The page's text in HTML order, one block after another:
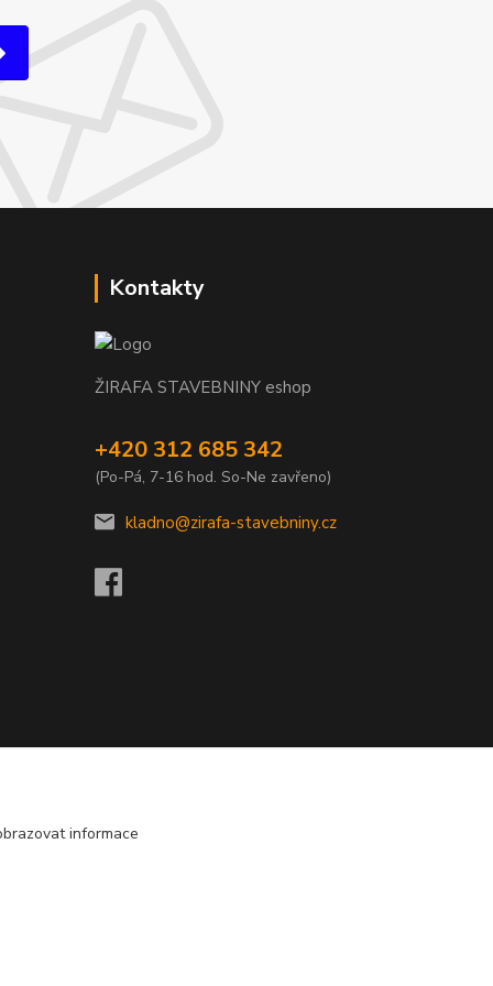
Kontakty
ŽIRAFA STAVEBNINY eshop
+420 312 685 342
(Po-Pá, 7-16 hod. So-Ne zavřeno)
kladno@zirafa-stavebniny.cz
informace